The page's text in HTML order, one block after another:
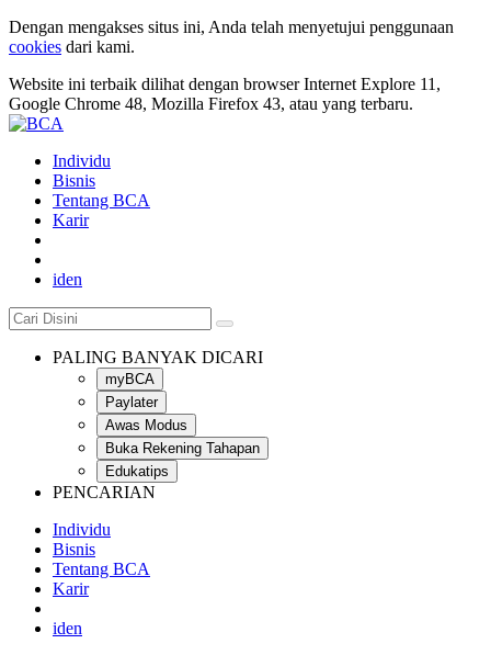
Dengan mengakses situs ini, Anda telah menyetujui penggunaan
cookies dari kami.
Website ini terbaik dilihat dengan browser Internet Explore 11,
Google Chrome 48, Mozilla Firefox 43, atau yang terbaru.
Individu
Bisnis
Tentang BCA
Karir
iden
PALING BANYAK DICARI
myBCA
Paylater
Awas Modus
Buka Rekening Tahapan
Edukatips
PENCARIAN
Individu
Bisnis
Tentang BCA
Karir
iden